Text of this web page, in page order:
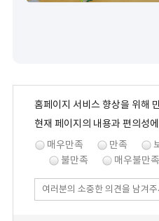
홈페이지 서비스 향상을 위해
현재 페이지의 내용과 편의성
매우만족
만족
불만족
매우불만족